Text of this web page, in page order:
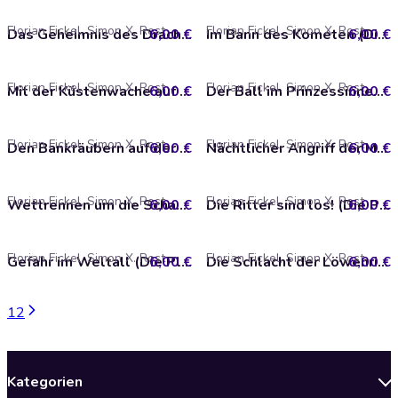
Das Geheimnis des Drachenfeuers (Die Playmos 38)
Florian Fickel, Simon X. Rost6,00 € Im Bann des Kometen (Die Playmos 36)
Florian Fickel, Simon X. Rost6,00 €
Mit der Küstenwache auf Verbrecherjagd (Die Playmos 39)
Florian Fickel, Simon X. Rost6,00 € Der Ball im Prinzessinnen-Schloss (Die Playmos 34)
Florian Fickel, Simon X. Rost6,00 €
Den Bankräubern auf der Spur (Die Playmos 28)
Florian Fickel, Simon X. Rost6,00 € Nächtlicher Angriff der Mega Masters (Die Playmos 31)
Florian Fickel, Simon X. Rost6,00 €
Wettrennen um die Schatzinsel (Die Playmos 26)
Florian Fickel, Simon X. Rost6,00 € Die Ritter sind los! (Die Playmos 24)
Florian Fickel, Simon X. Rost6,00 €
Gefahr im Weltall (Die Playmos 25)
Florian Fickel, Simon X. Rost6,00 € Die Schlacht der Löwenritter (Die Playmos 20)
Florian Fickel, Simon X. Rost6,00 €
12
Kategorien